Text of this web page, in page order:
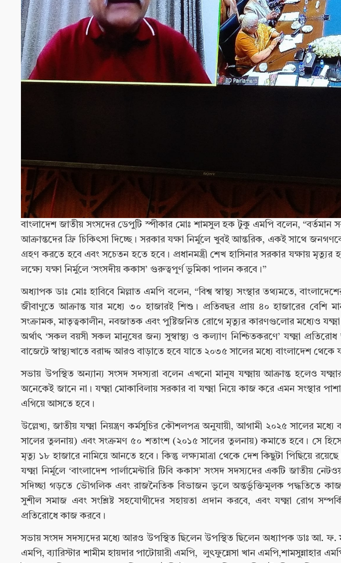
বাংলাদেশ জাতীয় সংসদের ডেপুটি স্পীকার মোঃ শামসুল হক টুকু এমপি বলেন, “বর্তমান
আক্রান্তদের ফ্রি চিকিৎসা দিচ্ছে। সরকার যক্ষা নির্মূলে খুবই আন্তরিক, একই সাথে
গ্রহণ করতে হবে এবং সচেতন হতে হবে। প্রধানমন্ত্রী শেখ হাসিনার সরকার যক্ষায়
লক্ষ্যে যক্ষা নির্মুলে ‘সংসদীয় ককাস’ গুরুত্বপূর্ণ ভুমিকা পালন করবে।”
অধ্যাপক ডাঃ মোঃ হাবিবে মিল্লাত এমপি বলেন, “বিশ্ব স্বাস্থ্য সংস্থার তথ্যমতে,
জীবাণুতে আক্রান্ত যার মধ্যে ৩০ হাজারই শিশু। প্রতিবছর প্রায় ৪০ হাজারের বেশি
সংক্রামক, মাতৃত্বকালীন, নবজাতক এবং পুষ্টিজনিত রোগে মৃত্যুর কারণগুলোর মধ্যেও
অর্থাৎ ‘সকল বয়সী সকল মানুষের জন্য সুস্বাস্থ্য ও কল্যাণ নিশ্চিতকরণে’ যক্ষ্মা
বাজেটে স্বাস্থ্যখাতে বরাদ্দ আরও বাড়াতে হবে যাতে ২০৩৫ সালের মধ্যে বাংলাদেশ থেকে
সভায় উপস্থিত অন্যান্য সংসদ সদস্যরা বলেন এখনো মানুষ যক্ষ্মায় আক্রান্ত হলেও যক্ষ্মার
অনেকেই জানে না। যক্ষ্মা মোকাবিলায় সরকার বা যক্ষ্মা নিয়ে কাজ করে এমন সংস্থার
এগিয়ে আসতে হবে।
উল্লেখ্য, জাতীয় যক্ষ্মা নিয়ন্ত্রণ কর্মসূচির কৌশলপত্র অনুযায়ী, আগামী ২০২৫ সালের
সালের তুলনায়) এবং সংক্রমণ ৫০ শতাংশ (২০১৫ সালের তুলনায়) কমাতে হবে। সে
মৃত্যু ১৮ হাজারে নামিয়ে আনতে হবে। কিন্তু লক্ষ্যমাত্রা থেকে দেশ কিছুটা পিছিয়ে
যক্ষ্মা নির্মূলে ‘বাংলাদেশ পার্লামেন্টারি টিবি ককাস’ সংসদ সদস্যদের একটি জাতীয়
সদিচ্ছা গড়তে ভৌগলিক এবং রাজনৈতিক বিভাজন ভুলে অন্তর্ভুক্তিমূলক পদ্ধতিতে কাজ
সুশীল সমাজ এবং সংশ্লিষ্ট সহযোগীদের সহায়তা প্রদান করবে, এবং যক্ষ্মা রোগ
প্রতিরোধে কাজ করবে।
সভায় সংসদ সদস্যদের মধ্যে আরও উপস্থিত ছিলেন উপস্থিত ছিলেন অধ্যাপক ডাঃ আ.
এমপি, ব্যারিস্টার শামীম হায়দার পাটোয়ারী এমপি, লুৎফুন্নেসা খান